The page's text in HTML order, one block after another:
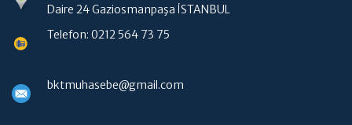
Daire 24 Gaziosmanpaşa İSTANBUL
Telefon: 0212 564 73 75
bktmuhasebe@gmail.com